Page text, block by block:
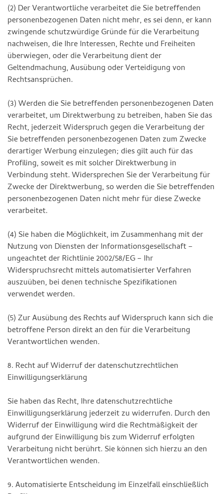
(2) Der Verantwortliche verarbeitet die Sie betreffenden
personenbezogenen Daten nicht mehr, es sei denn, er kann
zwingende schutzwürdige Gründe für die Verarbeitung
nachweisen, die Ihre Interessen, Rechte und Freiheiten
überwiegen, oder die Verarbeitung dient der
Geltendmachung, Ausübung oder Verteidigung von
Rechtsansprüchen.
(3) Werden die Sie betreffenden personenbezogenen Daten
verarbeitet, um Direktwerbung zu betreiben, haben Sie das
Recht, jederzeit Widerspruch gegen die Verarbeitung der
Sie betreffenden personenbezogenen Daten zum Zwecke
derartiger Werbung einzulegen; dies gilt auch für das
Profiling, soweit es mit solcher Direktwerbung in
Verbindung steht. Widersprechen Sie der Verarbeitung für
Zwecke der Direktwerbung, so werden die Sie betreffenden
personenbezogenen Daten nicht mehr für diese Zwecke
verarbeitet.
(4) Sie haben die Möglichkeit, im Zusammenhang mit der
Nutzung von Diensten der Informationsgesellschaft –
ungeachtet der Richtlinie 2002/58/EG – Ihr
Widerspruchsrecht mittels automatisierter Verfahren
auszuüben, bei denen technische Spezifikationen
verwendet werden.
(5) Zur Ausübung des Rechts auf Widerspruch kann sich die
betroffene Person direkt an den für die Verarbeitung
Verantwortlichen wenden.
8. Recht auf Widerruf der datenschutzrechtlichen
Einwilligungserklärung
Sie haben das Recht, Ihre datenschutzrechtliche
Einwilligungserklärung jederzeit zu widerrufen. Durch den
Widerruf der Einwilligung wird die Rechtmäßigkeit der
aufgrund der Einwilligung bis zum Widerruf erfolgten
Verarbeitung nicht berührt. Sie können sich hierzu an den
Verantwortlichen wenden.
9. Automatisierte Entscheidung im Einzelfall einschließlich